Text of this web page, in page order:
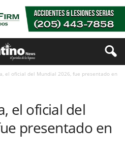
el oficial del Mundial 2026, fue presentado en
el oficial del
presentado en